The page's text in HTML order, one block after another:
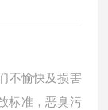
不愉快及损害
标准，恶臭污